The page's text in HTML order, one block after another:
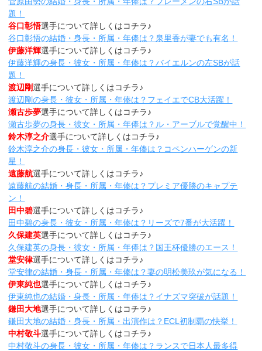
題！
谷口彰悟選手について詳しくはコチラ♪
谷口彰悟の結婚・身長・所属・年俸は？泉里香が妻でも有名！
伊藤洋輝選手について詳しくはコチラ♪
伊藤洋輝の身長・彼女・所属・年俸は？バイエルンの左SBが話
題！
渡辺剛選手について詳しくはコチラ♪
渡辺剛の身長・彼女・所属・年俸は？フェイエでCB大活躍！
瀬古歩夢選手について詳しくはコチラ♪
瀬古歩夢の身長・彼女・所属・年俸は？ル・アーブルで覚醒中！
鈴木淳之介選手について詳しくはコチラ♪
鈴木淳之介の身長・彼女・所属・年俸は？コペンハーゲンの新
星！
遠藤航選手について詳しくはコチラ♪
遠藤航の結婚・身長・所属・年俸は？プレミア優勝のキャプテ
ン！
田中碧選手について詳しくはコチラ♪
田中碧の身長・彼女・所属・年俸は？リーズで7番が大活躍！
久保建英選手について詳しくはコチラ♪
久保建英の身長・彼女・所属・年俸は？国王杯優勝のエース！
堂安律選手について詳しくはコチラ♪
堂安律の結婚・身長・所属・年俸は？妻の明松美玖が気になる！
伊東純也選手について詳しくはコチラ♪
伊東純也の結婚・身長・所属・年俸は？イナズマ突破が話題！
鎌田大地選手について詳しくはコチラ♪
鎌田大地の結婚・身長・所属・出演作は？ECL初制覇の快挙！
中村敬斗選手について詳しくはコチラ♪
中村敬斗の身長・彼女・所属・年俸は？ランスで日本人最多得